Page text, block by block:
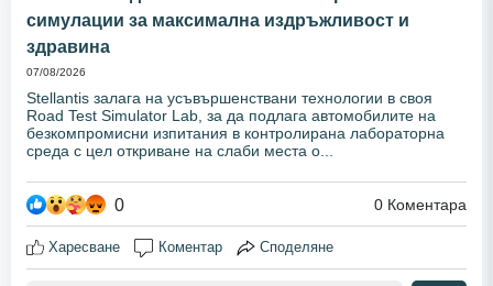
симулации за максимална издръжливост и
здравина
07/08/2026
Stellantis залага на усъвършенствани технологии в своя
Road Test Simulator Lab, за да подлага автомобилите на
безкомпромисни изпитания в контролирана лабораторна
среда с цел откриване на слаби места о...
0 0 Коментара
Харесване Коментар Споделяне